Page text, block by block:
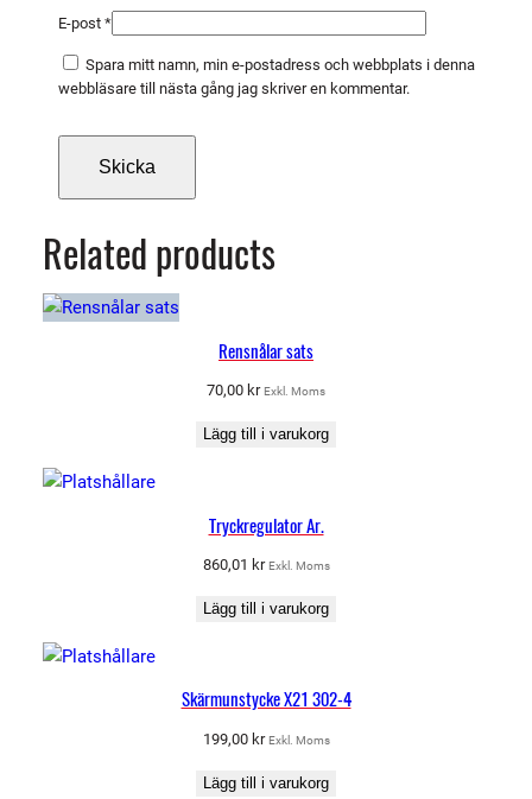
E-post *
Spara mitt namn, min e-postadress och webbplats i denna
webbläsare till nästa gång jag skriver en kommentar.
Related products
Rensnålar sats
70,00 kr Exkl. Moms
Lägg till i varukorg
Tryckregulator Ar.
860,01 kr Exkl. Moms
Lägg till i varukorg
Skärmunstycke X21 302-4
199,00 kr Exkl. Moms
Lägg till i varukorg